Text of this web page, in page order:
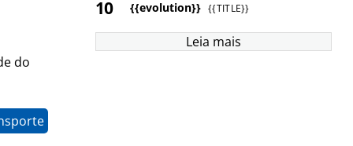
do
{{evolution}} {{TITLE}}
Leia mais